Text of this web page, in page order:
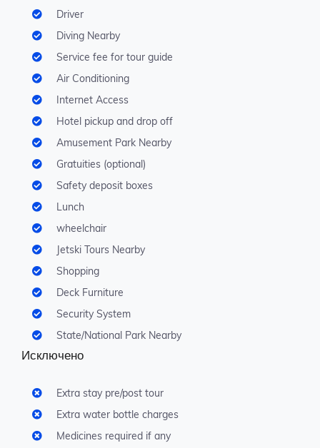
Driver
Diving Nearby
Service fee for tour guide
Air Conditioning
Internet Access
Hotel pickup and drop off
Amusement Park Nearby
Gratuities (optional)
Safety deposit boxes
Lunch
wheelchair
Jetski Tours Nearby
Shopping
Deck Furniture
Security System
State/National Park Nearby
Исключено
Extra stay pre/post tour
Extra water bottle charges
Medicines required if any